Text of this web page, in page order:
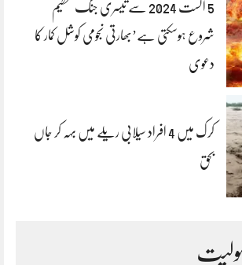
5 اگست 2024 سے تیسری جنگ عظیم
شروع ہوسکتی ہے’بھارتی نجومی کوشل کمار کا
دعوی
کرک میں 4 افراد سیلابی ریلے میں بہہ کر جاں
بحق